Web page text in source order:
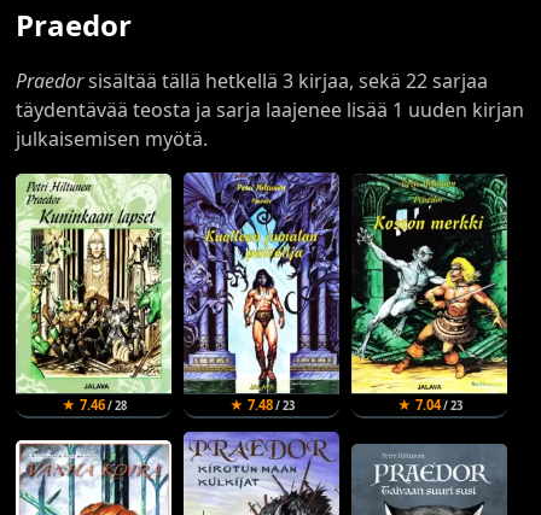
Praedor
Praedorsisältää tällä hetkellä 3 kirjaa, sekä 22 sarjaa
täydentävää teosta ja sarja laajenee lisää 1 uuden kirjan
julkaisemisen myötä.
★ 7.46/ 28 ★ 7.48/ 23 ★ 7.04/ 23